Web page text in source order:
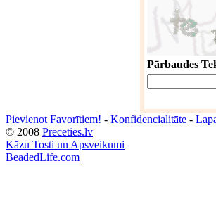
Pārbaudes
Pievienot Favorītiem! - Konfidencialitāte -
© 2008 Preceties.lv
Kāzu Tosti un Apsveikumi
BeadedLife.com